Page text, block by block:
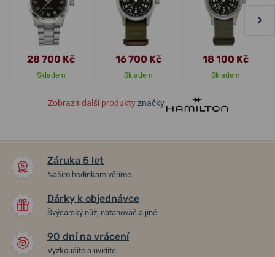
28 700 Kč
Skladem
16 700 Kč
Skladem
18 100 Kč
Skladem
Zobrazit další produktyznačky
Záruka 5 let
Našim hodinkám věříme
Dárky k objednávce
Švýcarský nůž, natahovač a jiné
90 dní na vrácení
Vyzkoušíte a uvidíte